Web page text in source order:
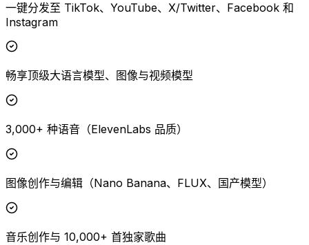
一键分发至 TikTok、YouTube、X/Twitter、Facebook 和
Instagram
畅享顶级大语言模型、图像与视频模型
3,000+ 种语音（ElevenLabs 品质）
图像创作与编辑（Nano Banana、FLUX、国产模型）
音乐创作与 10,000+ 首独家歌曲